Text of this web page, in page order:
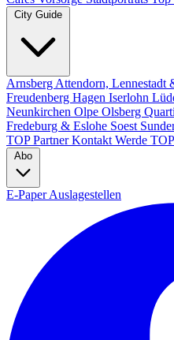
City Guide
Arnsberg Attendorn, Lennestadt
Freudenberg Hagen Iserlohn
Neunkirchen Olpe Olsberg
Fredeburg & Eslohe Soest
TOP PartnerKontakt Werde
Abo
E-PaperAuslagestellen